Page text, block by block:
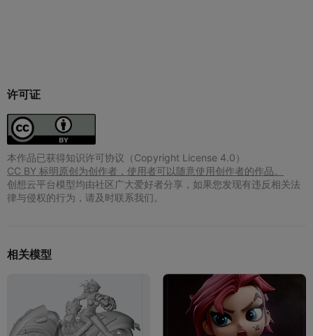
许可证
本作品已获得知识许可协议（Copyright License 4.0）
CC BY 标明原创为创作者，使用者可以随意使用创作者的作品。
创想云平台模型均由社区广大爱好者分享，如果您发现有违反相关法
律与侵权的行为，请及时联系我们。
相关模型